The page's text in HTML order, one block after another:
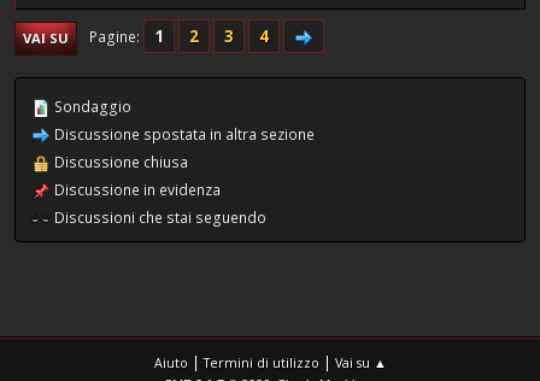
VAI SU Pagine 1 2 3 4
Sondaggio
Discussione spostata in altra sezione
Discussione chiusa
Discussione in evidenza
Discussioni che stai seguendo
Aiuto |Termini di utilizzo | Vai su ▲